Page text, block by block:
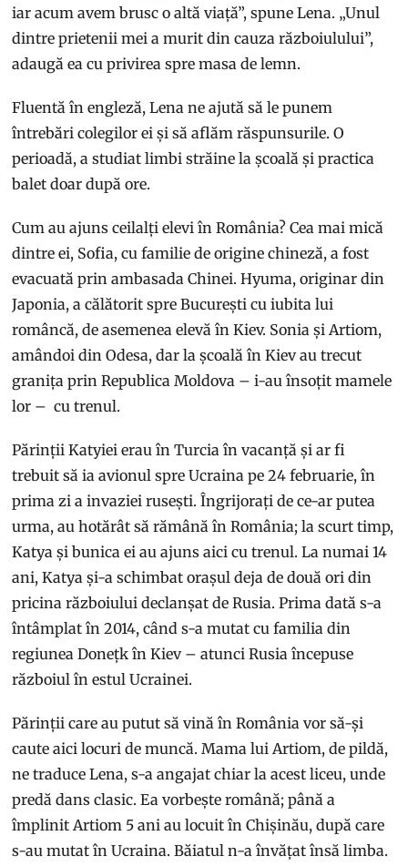
iar acum avem brusc o altă viață”, spune Lena. „Unul
dintre prietenii mei a murit din cauza războiulului”,
adaugă ea cu privirea spre masa de lemn.
Fluentă în engleză, Lena ne ajută să le punem
întrebări colegilor ei și să aflăm răspunsurile. O
perioadă, a studiat limbi străine la școală și practica
balet doar după ore.
Cum au ajuns ceilalți elevi în România? Cea mai mică
dintre ei, Sofia, cu familie de origine chineză, a fost
evacuată prin ambasada Chinei. Hyuma, originar din
Japonia, a călătorit spre București cu iubita lui
româncă, de asemenea elevă în Kiev. Sonia și Artiom,
amândoi din Odesa, dar la școală în Kiev au trecut
granița prin Republica Moldova – i-au însoțit mamele
lor – cu trenul.
Părinții Katyiei erau în Turcia în vacanță și ar fi
trebuit să ia avionul spre Ucraina pe 24 februarie, în
prima zi a invaziei rusești. Îngrijorați de ce-ar putea
urma, au hotărât să rămână în România; la scurt timp,
Katya și bunica ei au ajuns aici cu trenul. La numai 14
ani, Katya și-a schimbat orașul deja de două ori din
pricina războiului declanșat de Rusia. Prima dată s-a
întâmplat în 2014, când s-a mutat cu familia din
regiunea Donețk în Kiev – atunci Rusia începuse
războiul în estul Ucrainei.
Părinții care au putut să vină în România vor să-și
caute aici locuri de muncă. Mama lui Artiom, de pildă,
ne traduce Lena, s-a angajat chiar la acest liceu, unde
predă dans clasic. Ea vorbește română; până a
împlinit Artiom 5 ani au locuit în Chișinău, după care
s-au mutat în Ucraina. Băiatul n-a învățat însă limba.